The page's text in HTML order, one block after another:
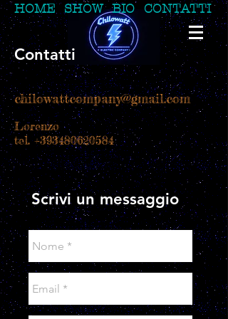
HOME SHOW BIO CONTATTI
Contatti
chilowattcompany@gmail.com
Lorenzo
tel.+393480620584
Scrivi un messaggio